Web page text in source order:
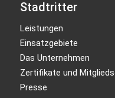
Stadtritter
Leistungen
Einsatzgebiete
Das Unternehmen
Zertifikate und
Presse